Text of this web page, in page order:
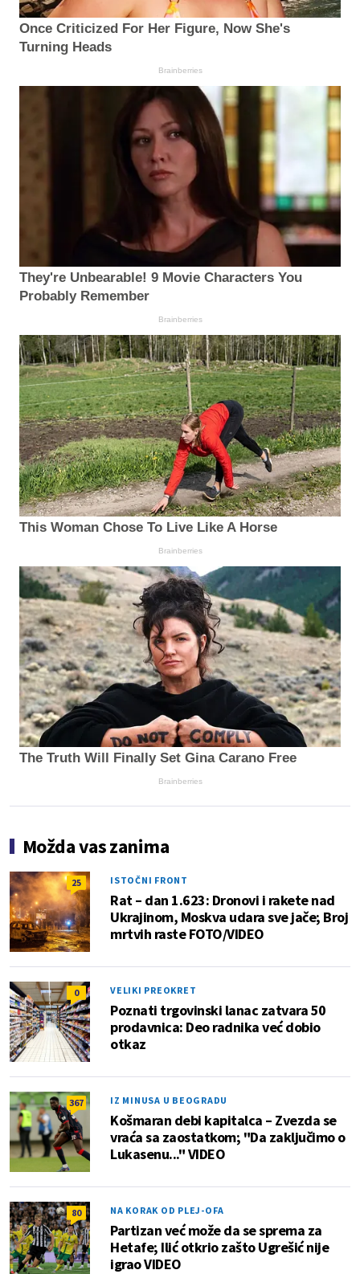
Once Criticized For Her Figure, Now She's
Turning Heads
Brainberries
They're Unbearable! 9 Movie Characters You
Probably Remember
Brainberries
This Woman Chose To Live Like A Horse
Brainberries
The Truth Will Finally Set Gina Carano Free
Brainberries
Možda vas zanima
25 ISTOČNI FRONT
Rat – dan 1.623: Dronovi i rakete nad
Ukrajinom, Moskva udara sve jače; Broj
mrtvih raste FOTO/VIDEO
0 VELIKI PREOKRET
Poznati trgovinski lanac zatvara 50
prodavnica: Deo radnika već dobio
otkaz
367 IZ MINUSA U BEOGRADU
Košmaran debi kapitalca – Zvezda se
vraća sa zaostatkom; "Da zaključimo o
Lukasenu..." VIDEO
80 NA KORAK OD PLEJ-OFA
Partizan već može da se sprema za
Hetafe; Ilić otkrio zašto Ugrešić nije
igrao VIDEO